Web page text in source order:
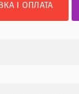
І ОПЛАТА